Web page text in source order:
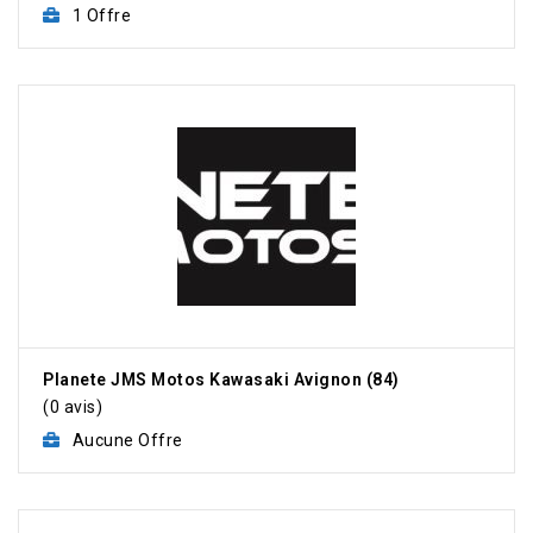
1 Offre
Planete JMS Motos Kawasaki Avignon (84)
(0 avis)
Aucune Offre